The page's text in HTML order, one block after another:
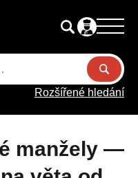
Rozšířené hledání